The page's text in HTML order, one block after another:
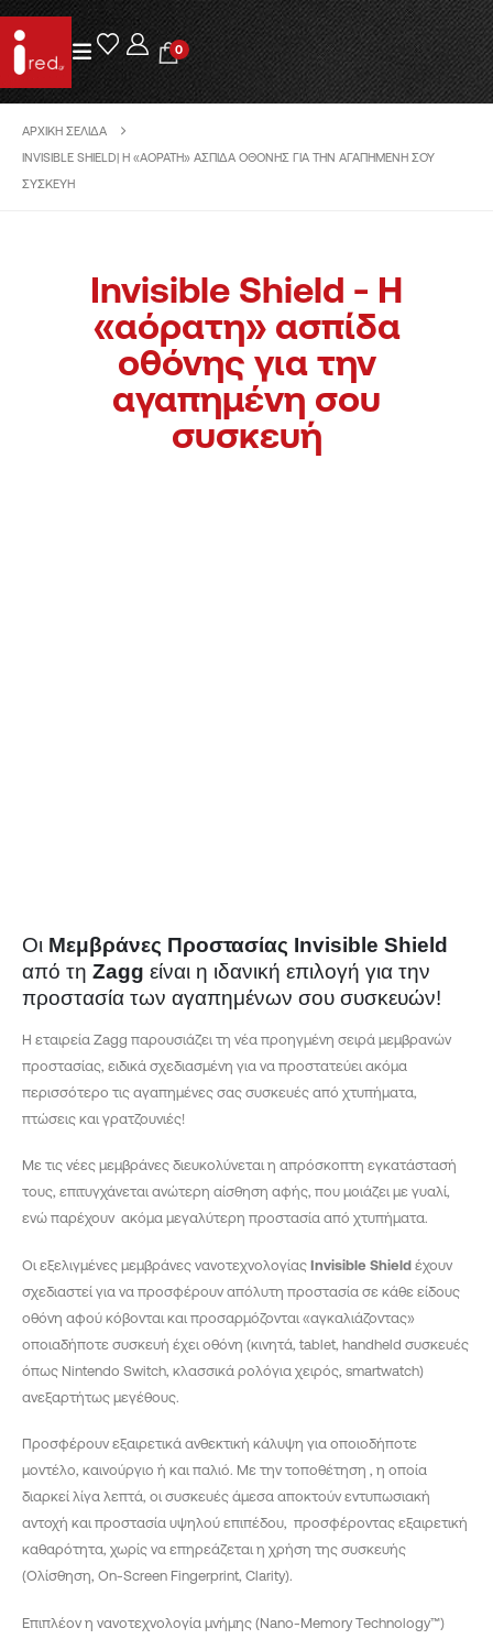
0
ΑΡΧΙΚΉ ΣΕΛΊΔΑ
INVISIBLE SHIELD| H «ΑΌΡΑΤΗ» ΑΣΠΊΔΑ ΟΘΌΝΗΣ ΓΙΑ ΤΗΝ ΑΓΑΠΗΜΈΝΗ ΣΟΥ
ΣΥΣΚΕΥΉ
Invisible Shield - H
«αόρατη» ασπίδα
οθόνης για την
αγαπημένη σου
συσκευή
Oι Μεμβράνες Προστασίας Invisible Shield
από τη Zagg είναι η ιδανική επιλογή για την
προστασία των αγαπημένων σου συσκευών!
Η εταιρεία Zagg παρουσιάζει τη νέα προηγμένη σειρά μεμβρανών
προστασίας, ειδικά σχεδιασμένη για να προστατεύει ακόμα
περισσότερο τις αγαπημένες σας συσκευές από χτυπήματα,
πτώσεις και γρατζουνιές!
Με τις νέες μεμβράνες διευκολύνεται η απρόσκοπτη εγκατάστασή
τους, επιτυγχάνεται ανώτερη αίσθηση αφής, που μοιάζει με γυαλί,
ενώ παρέχουν ακόμα μεγαλύτερη προστασία από χτυπήματα.
Οι εξελιγμένες μεμβράνες νανοτεχνολογίας Invisible Shield έχουν
σχεδιαστεί για να προσφέρουν απόλυτη προστασία σε κάθε είδους
οθόνη αφού κόβονται και προσαρμόζονται «αγκαλιάζοντας»
οποιαδήποτε συσκευή έχει οθόνη (κινητά, tablet, handheld συσκευές
όπως Nintendo Switch, κλασσικά ρολόγια χειρός, smartwatch)
ανεξαρτήτως μεγέθους.
Προσφέρουν εξαιρετικά ανθεκτική κάλυψη για οποιοδήποτε
μοντέλο, καινούργιο ή και παλιό. Με την τοποθέτηση , η οποία
διαρκεί λίγα λεπτά, οι συσκευές άμεσα αποκτούν εντυπωσιακή
αντοχή και προστασία υψηλού επιπέδου, προσφέροντας εξαιρετική
καθαρότητα, χωρίς να επηρεάζεται η χρήση της συσκευής
(Ολίσθηση, On-Screen Fingerprint, Clarity).
Επιπλέον η νανοτεχνολογία μνήμης (Nano-Memory Technology™)